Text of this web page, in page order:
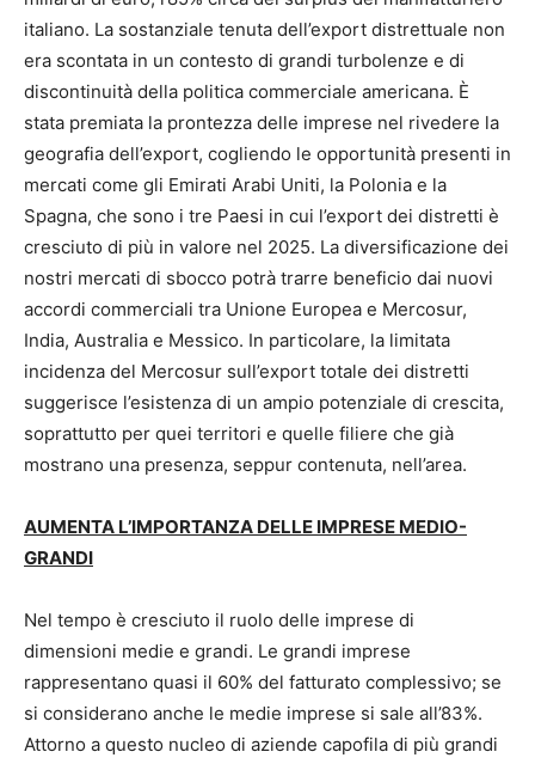
italiano. La sostanziale tenuta dell’export distrettuale non
era scontata in un contesto di grandi turbolenze e di
discontinuità della politica commerciale americana. È
stata premiata la prontezza delle imprese nel rivedere la
geografia dell’export, cogliendo le opportunità presenti in
mercati come gli Emirati Arabi Uniti, la Polonia e la
Spagna, che sono i tre Paesi in cui l’export dei distretti è
cresciuto di più in valore nel 2025. La diversificazione dei
nostri mercati di sbocco potrà trarre beneficio dai nuovi
accordi commerciali tra Unione Europea e Mercosur,
India, Australia e Messico. In particolare, la limitata
incidenza del Mercosur sull’export totale dei distretti
suggerisce l’esistenza di un ampio potenziale di crescita,
soprattutto per quei territori e quelle filiere che già
mostrano una presenza, seppur contenuta, nell’area.
AUMENTA L’IMPORTANZA DELLE IMPRESE MEDIO-
GRANDI
Nel tempo è cresciuto il ruolo delle imprese di
dimensioni medie e grandi. Le grandi imprese
rappresentano quasi il 60% del fatturato complessivo; se
si considerano anche le medie imprese si sale all’83%.
Attorno a questo nucleo di aziende capofila di più grandi